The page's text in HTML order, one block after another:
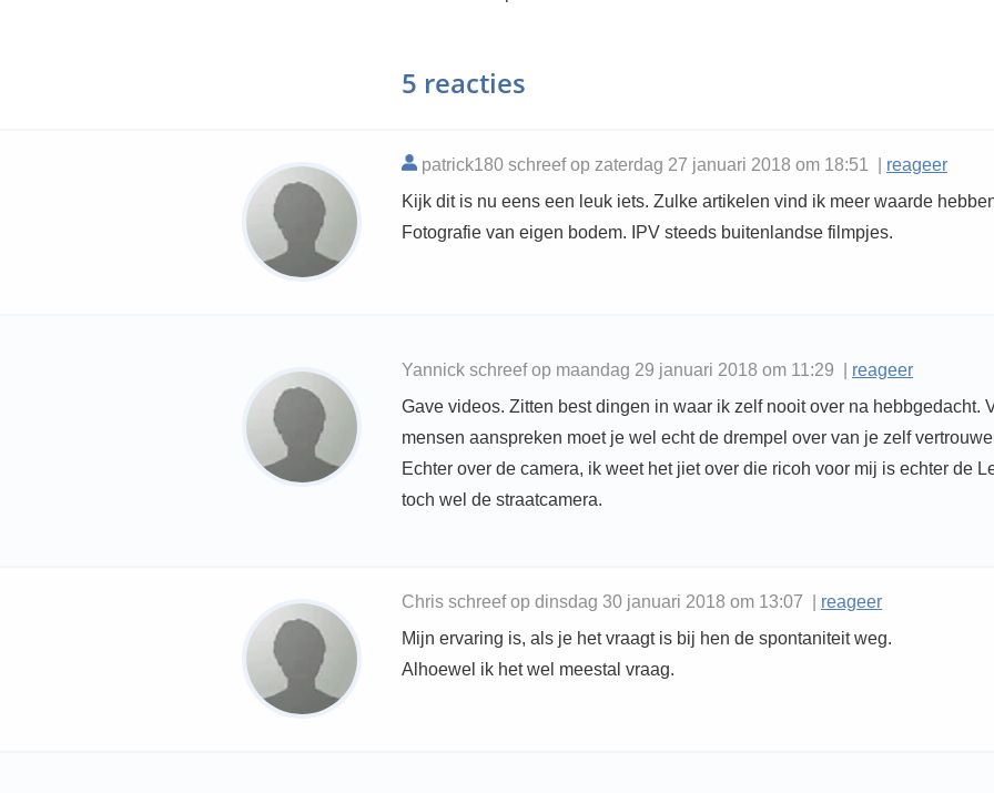
5 reacties
patrick180 schreef op zaterdag 27 januari 2018 om 18:51 | reageer
Kijk dit is nu eens een leuk iets. Zulke artikelen vind ik meer waarde
Fotografie van eigen bodem. IPV steeds buitenlandse filmpjes.
Yannick schreef op maandag 29 januari 2018 om 11:29 | reageer
Gave videos. Zitten best dingen in waar ik zelf nooit over na hebbgedacht.
mensen aanspreken moet je wel echt de drempel over van je zelf
Echter over de camera, ik weet het jiet over die ricoh voor mij is echter de
toch wel de straatcamera.
Chris schreef op dinsdag 30 januari 2018 om 13:07 | reageer
Mijn ervaring is, als je het vraagt is bij hen de spontaniteit weg.
Alhoewel ik het wel meestal vraag.